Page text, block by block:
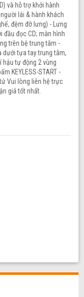
và hỗ trợ khởi hành
người lái & hành khách
đệm đỡ lưng) - Lưng
đầu đọc CD; màn hình
trên bệ trung tâm -
dưới tựa tay trung tâm,
hậu tự động 2 vùng
KEYLESS-START -
Vui lòng liên hệ trực
giá tốt nhất.